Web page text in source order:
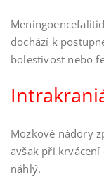
dochází k
bolestivost nebo
Mozkové nádory
avšak při
náhlý.